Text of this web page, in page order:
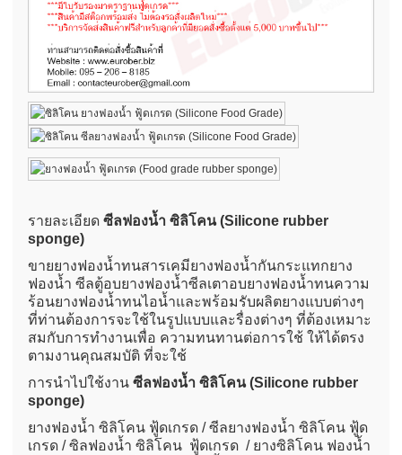
รายละเอียด ซีลฟองน้ำ ซิลิโคน (Silicone rubber
sponge)
ขายยางฟองน้ำทนสารเคมียางฟองน้ำกันกระแทกยาง
ฟองน้ำ ซีลตู้อบยางฟองน้ำซีลเตาอบยางฟองน้ำทนความ
ร้อนยางฟองน้ำทนไอน้ำและพร้อมรับผลิตยางแบบต่างๆ
ที่ท่านต้องการจะใช้ในรูปแบบและรื่องต่างๆ ที่ต้องเหมาะ
สมกับการทำงานเพื่อ ความทนทานต่อการใช้ ให้ได้ตรง
ตามงานคุณสมบัติ ที่จะใช้
การนำไปใช้งาน ซีลฟองน้ำ ซิลิโคน (Silicone rubber
sponge)
ยางฟองน้ำ ซิลิโคน ฟู้ดเกรด / ซีลยางฟองน้ำ ซิลิโคน ฟู้ด
เกรด / ซิลฟองน้ำ ซิลิโคน ฟู้ดเกรด / ยางซิลิโคน ฟองน้ำ